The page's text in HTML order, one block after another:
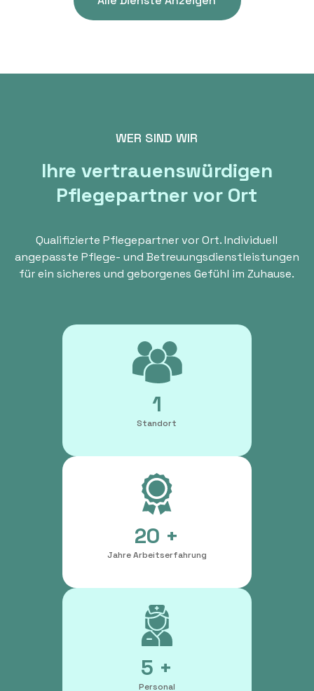
WER SIND WIR
Ihre vertrauenswürdigen
Pflegepartner vor Ort
Qualifizierte Pflegepartner vor Ort. Individuell
angepasste Pflege- und Betreuungsdienstleistungen
für ein sicheres und geborgenes Gefühl im Zuhause.
1
Standort
20 +
Jahre Arbeitserfahrung
5 +
Personal